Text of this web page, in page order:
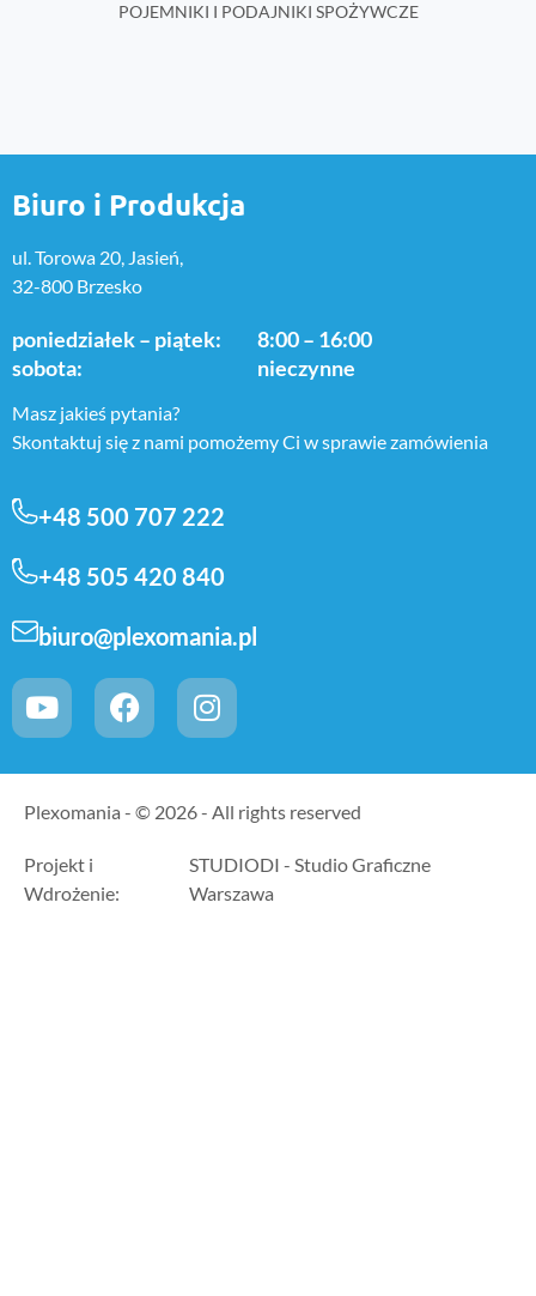
POJEMNIKI I PODAJNIKI SPOŻYWCZE
Biuro i Produkcja
ul. Torowa 20, Jasień,
32-800 Brzesko
poniedziałek – piątek:
sobota:
8:00 – 16:00
nieczynne
Masz jakieś pytania?
Skontaktuj się z nami pomożemy Ci w sprawie zamówienia
+48 500 707 222
+48 505 420 840
biuro@plexomania.pl
Plexomania - © 2026 - All rights reserved
Projekt i
Wdrożenie:
STUDIODI - Studio Graficzne
Warszawa